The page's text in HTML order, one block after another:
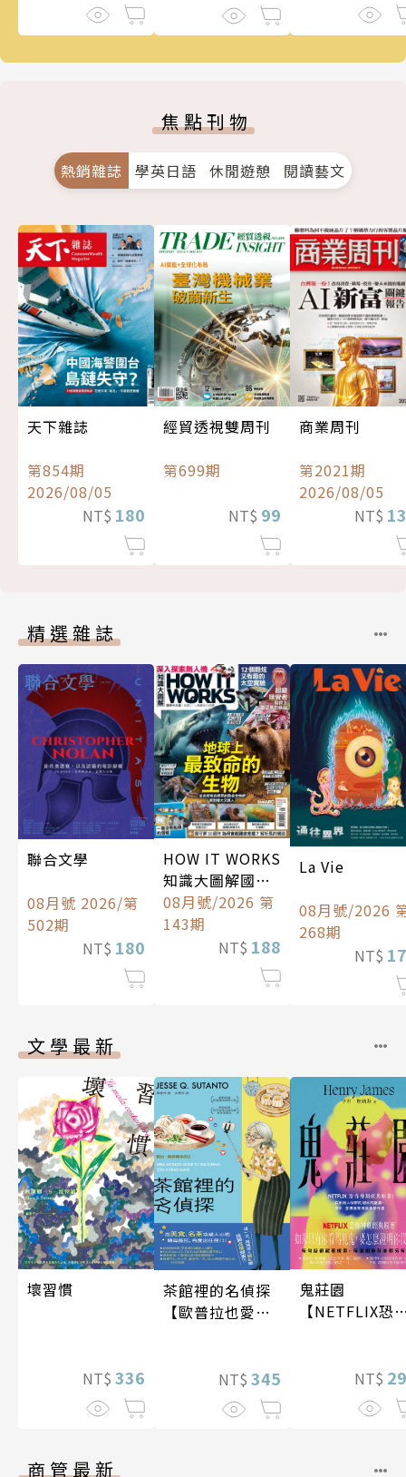
焦點刊物
熱銷雜誌 學英日語 休閒遊憩 閱讀藝文
天下雜誌
第854期
2026/08/05
NT$ 180
經貿透視雙周刊
第699期
NT$ 99
商業周刊
第2021期
2026/08/05
NT$
精選雜誌
聯合文學
08月號 2026/第
502期
NT$ 180
HOW IT WORKS
知識大圖解國際
中文版
08月號/2026 第
143期
NT$ 188
La Vie
08月號/2026
268期
NT$
文學最新
壞習慣
NT$ 336
茶館裡的名偵探
【歐普拉也愛！
《茶館裡的嫌疑
人》續作】
NT$ 345
鬼莊園
【NETFLIX恐
NT$
商管最新